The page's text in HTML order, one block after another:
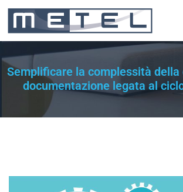
Semplificare la complessità della
documentazione legata al